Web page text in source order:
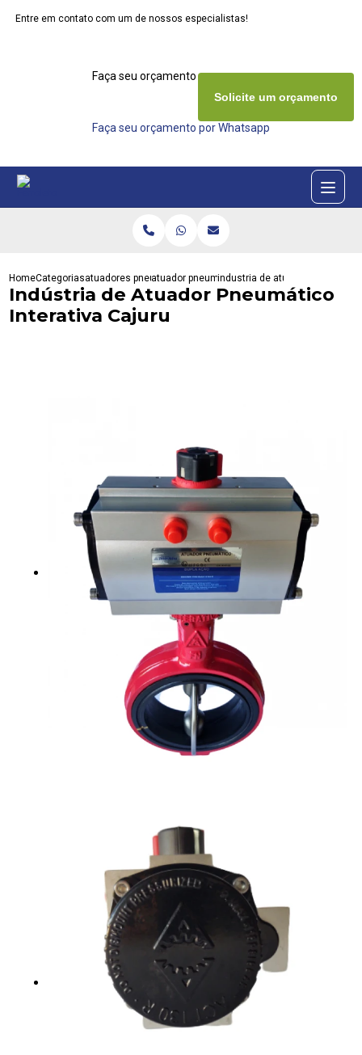
Entre em contato com um de nossos especialistas!
Faça seu orçamento agora mesmo
Faça seu orçamento por Whatsapp
Solicite um orçamento
HomeCategoriasatuadores pneumaticosatuador pneumatico duplo
industria de atuador
Indústria de Atuador Pneumático
Interativa Cajuru